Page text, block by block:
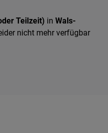
Teilzeit) in Wals-
nicht mehr verfügbar